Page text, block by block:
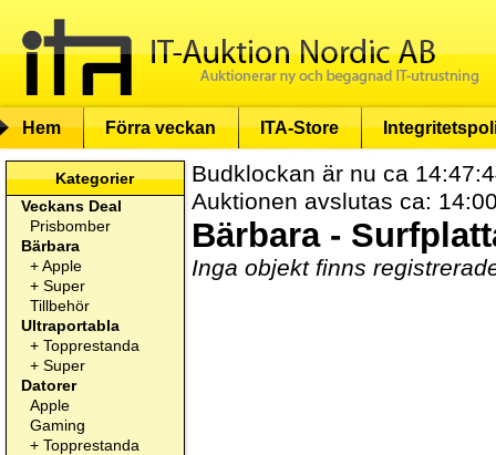
Hem Förra veckan ITA-Store
Kategorier
Veckans Deal
Prisbomber
Bärbara
+Apple
+ Super
Tillbehör
Ultraportabla
+ Topprestanda
+ Super
Datorer
Apple
Gaming
+ Topprestanda
Budklockan är nu ca
Auktionen avslutas ca:
Bärbara -
Inga objekt finns